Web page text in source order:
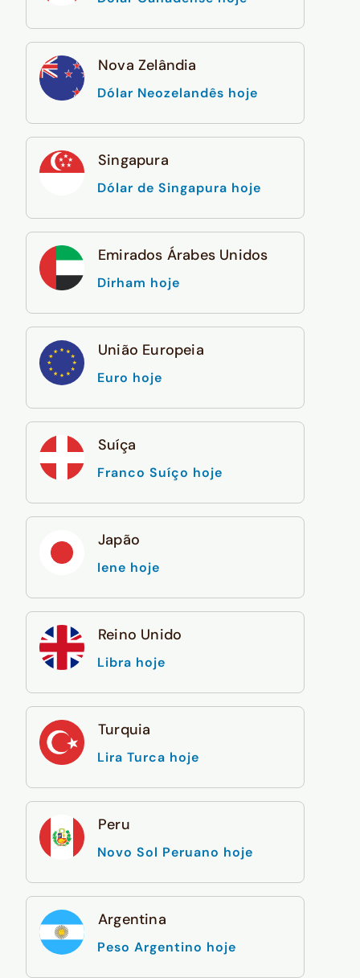
Nova Zelândia
Dólar Neozelandês hoje
Singapura
Dólar de Singapura hoje
Emirados Árabes Unidos
Dirham hoje
União Europeia
Euro hoje
Suíça
Franco Suíço hoje
Japão
Iene hoje
Reino Unido
Libra hoje
Turquia
Lira Turca hoje
Peru
Novo Sol Peruano hoje
Argentina
Peso Argentino hoje